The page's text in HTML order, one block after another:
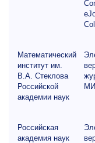
Математический
институт им.
В.А. Стеклова
Российской
академии наук
Российская
академия наук